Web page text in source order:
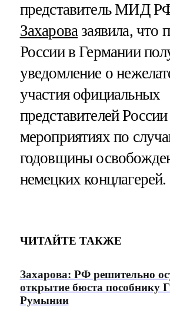
представитель МИД
Захаровазаявила, что
России в Германии
уведомление о
участия официальных
представителей
мероприятиях по
годовщины
немецких концлагерей.
ЧИТАЙТЕ ТАКЖЕ
Захарова: РФ решительно
открытие бюста пособнику
Румынии